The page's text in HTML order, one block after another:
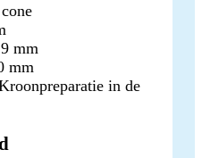
mm
mm
in de